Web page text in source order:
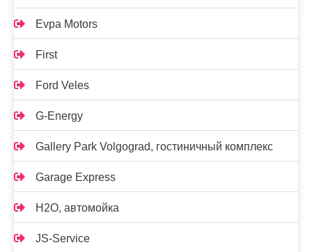
Evpa Motors
First
Ford Veles
G-Energy
Gallery Park Volgograd, гостиничный комплекс
Garage Express
H2O, автомойка
JS-Service